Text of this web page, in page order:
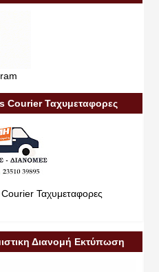
Courier Ταχυμεταφορες
Ταχυμεταφορες
Διανομή Εκτύπωση